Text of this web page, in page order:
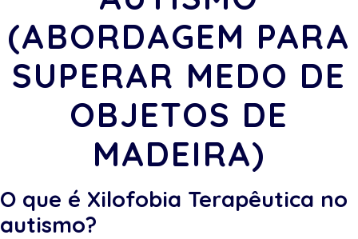
(ABORDAGEM PARA
SUPERAR MEDO DE
OBJETOS DE
MADEIRA)
O que é Xilofobia Terapêutica no
autismo?